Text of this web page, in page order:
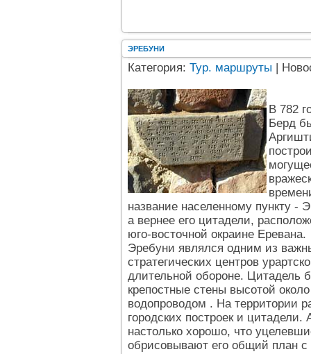
ЭРЕБУНИ
Категория: Тур. маршруты |
В 782
Берд
название населенному пункту
а вернее его цитадели,
юго-восточной окраине Еревана.
Эребуни являлся одним из
стратегических центров
длительной обороне. Цитадель
крепостные стены высотой
водопроводом . На территории
городских построек и
настолько хорошо, что
обрисовывают его общий план